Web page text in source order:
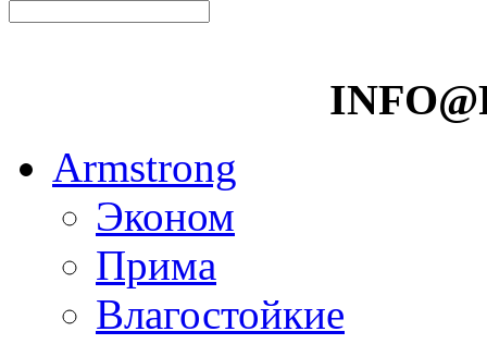
Armstrong
Эконом
Прима
Влагостойкие